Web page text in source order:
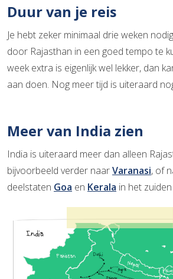
Duur van je reis
Je hebt zeker minimaal drie weken
door Rajasthan in een goed tempo te
week extra is eigenlijk wel lekker, dan
aan doen. Nog meer tijd is uiteraard
Meer van India zien
India is uiteraard meer dan alleen
bijvoorbeeld verder naarVaranasi, of
deelstaten Goa en Kerala in het